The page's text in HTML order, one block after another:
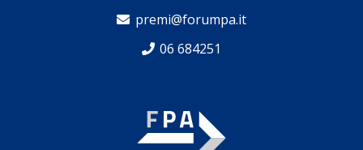
premi@forumpa.it
06 684251